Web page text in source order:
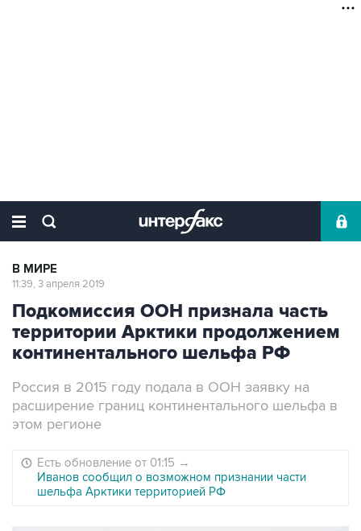
В МИРЕ
11:39, 3 апреля 2019
Подкомиссия ООН признала часть
территории Арктики продолжением
континентального шельфа РФ
Россия в 2015 году подала в ООН заявку на
расширение границ континентального шельфа в
этом регионе
Есть обновление от 01:15 →
Иванов сообщил о возможном признании части
шельфа Арктики территорией РФ